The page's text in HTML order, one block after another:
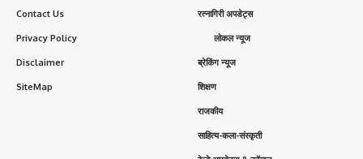
Contact Us
Privacy Policy
Disclaimer
SiteMap
रत्नागिरी अपडेट्स
लोकल न्यूज
ब्रेकिंग न्यूज
शिक्षण
राजकीय
साहित्य-कला-संस्कृती